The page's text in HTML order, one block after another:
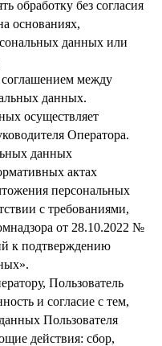
обработку без согласия
основаниях,
данных или
между
данных.
осуществляет
Оператора.
данных
актах
персональных
с требованиями,
от 28.10.2022 №
к подтверждению
Пользователь
и согласие с тем,
Пользователя
действия: сбор,